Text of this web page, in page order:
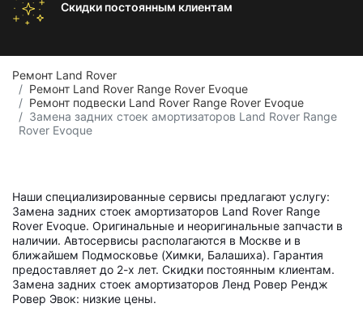
Скидки постоянным клиентам
Ремонт Land Rover
Ремонт Land Rover Range Rover Evoque
Ремонт подвески Land Rover Range Rover Evoque
Замена задних стоек амортизаторов Land Rover Range
Rover Evoque
Наши специализированные сервисы предлагают услугу:
Замена задних стоек амортизаторов Land Rover Range
Rover Evoque. Оригинальные и неоригинальные запчасти в
наличии. Автосервисы располагаются в Москве и в
ближайшем Подмосковье (Химки, Балашиха). Гарантия
предоставляет до 2-х лет. Скидки постоянным клиентам.
Замена задних стоек амортизаторов Ленд Ровер Рендж
Ровер Эвок: низкие цены.